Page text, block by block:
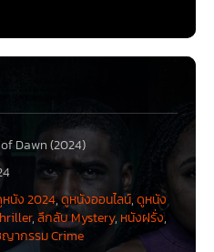
Dawn (2024)
นัง 2024,ดูหนังออนไลน์,ดูหนัง
,ลึกลับ Mystery, หนังฝรั่ง,
ากรรม Crime